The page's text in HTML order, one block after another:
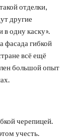
отделки,
другие
в одну каску».
фасада гибкой
всё ещё
большой опыт
черепицей.
учесть.